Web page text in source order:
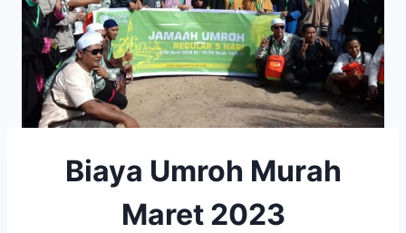
Biaya Umroh Murah
Maret 2023